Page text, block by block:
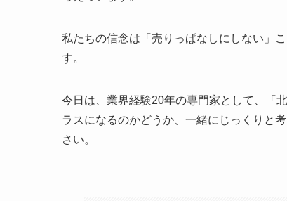
私たちの信念は「売りっぱなしにしない」
す。
今日は、業界経験20年の専門家として、「
ラスになるのかどうか、一緒にじっくりと
さい。